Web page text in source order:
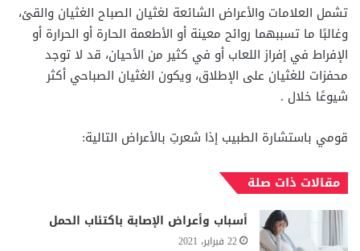
تشمل العلامات والأعراض الشائعة لغثيان الصباح الغثيان والقئ،
وغالبًا ما تسببهما روائح معينة أو الأطعمة الحارة أو الحرارة أو
الإفراط في إفراز اللعاب أو في كثير من الأحيان، قد لا توجد
محفزات للغثيان على الإطلاق، ويكون الغثيان الصباحي أكثر
شيوعًا خلال .
قومي باستشارة الطبيب إذا شعرتِ بالأعراض التالية:
مقالات ذات صلة
أسباب وأعراض الإصابة باكتئاب الحمل
22 فبراير، 2021